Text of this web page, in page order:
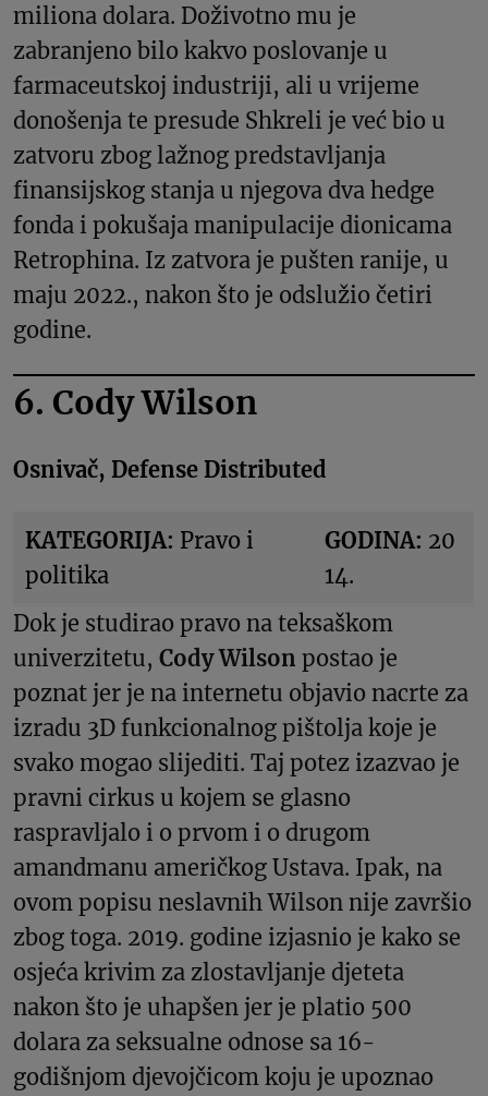
miliona dolara. Doživotno mu je
zabranjeno bilo kakvo poslovanje u
farmaceutskoj industriji, ali u vrijeme
donošenja te presude Shkreli je već bio u
zatvoru zbog lažnog predstavljanja
finansijskog stanja u njegova dva hedge
fonda i pokušaja manipulacije dionicama
Retrophina. Iz zatvora je pušten ranije, u
maju 2022., nakon što je odslužio četiri
godine.
6. Cody Wilson
Osnivač, Defense Distributed
KATEGORIJA: Pravo i
politika
GODINA: 20
14.
Dok je studirao pravo na teksaškom
univerzitetu, Cody Wilson postao je
poznat jer je na internetu objavio nacrte za
izradu 3D funkcionalnog pištolja koje je
svako mogao slijediti. Taj potez izazvao je
pravni cirkus u kojem se glasno
raspravljalo i o prvom i o drugom
amandmanu američkog Ustava. Ipak, na
ovom popisu neslavnih Wilson nije završio
zbog toga. 2019. godine izjasnio je kako se
osjeća krivim za zlostavljanje djeteta
nakon što je uhapšen jer je platio 500
dolara za seksualne odnose sa 16-
godišnjom djevojčicom koju je upoznao